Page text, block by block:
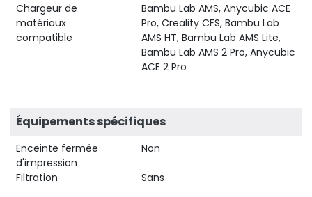
Chargeur de
matériaux
compatible
Bambu Lab AMS, Anycubic ACE
Pro, Creality CFS, Bambu Lab
AMS HT, Bambu Lab AMS Lite,
Bambu Lab AMS 2 Pro, Anycubic
ACE 2 Pro
Équipements spécifiques
Enceinte fermée
d'impression
Non
Filtration Sans